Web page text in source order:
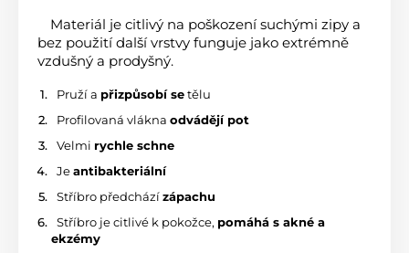
Materiál je citlivý na poškození suchými zipy a
bez použití další vrstvy funguje jako extrémně
vzdušný a prodyšný.
Pruží a přizpůsobí se tělu
Profilovaná vlákna odvádějí pot
Velmi rychle schne
Je antibakteriální
Stříbro předchází zápachu
Stříbro je citlivé k pokožce, pomáhá s akné a
ekzémy